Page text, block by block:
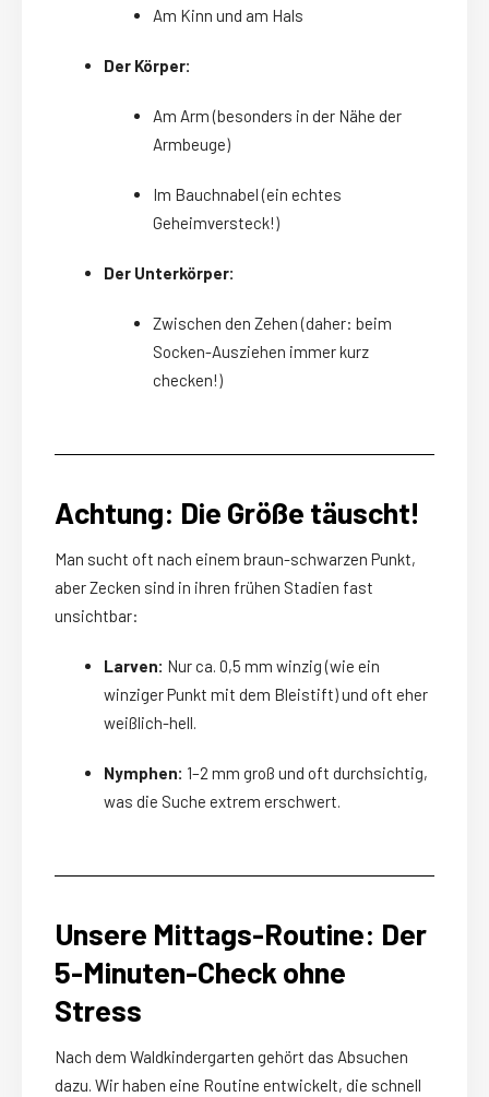
Am Kinn und am Hals
Der Körper:
Am Arm (besonders in der Nähe der
Armbeuge)
Im Bauchnabel (ein echtes
Geheimversteck!)
Der Unterkörper:
Zwischen den Zehen (daher: beim
Socken-Ausziehen immer kurz
checken!)
Achtung: Die Größe täuscht!
Man sucht oft nach einem braun-schwarzen Punkt,
aber Zecken sind in ihren frühen Stadien fast
unsichtbar:
Larven: Nur ca. 0,5 mm winzig (wie ein
winziger Punkt mit dem Bleistift) und oft eher
weißlich-hell.
Nymphen: 1–2 mm groß und oft durchsichtig,
was die Suche extrem erschwert.
Unsere Mittags-Routine: Der
5-Minuten-Check ohne
Stress
Nach dem Waldkindergarten gehört das Absuchen
dazu. Wir haben eine Routine entwickelt, die schnell